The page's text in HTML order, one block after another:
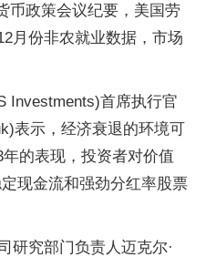
币政策会议纪要，美国劳
月份非农就业数据，市场
Investments)首席执行官
表示，经济衰退的环境可
的表现，投资者对价值
现金流和强劲分红率股票
研究部门负责人迈克尔·